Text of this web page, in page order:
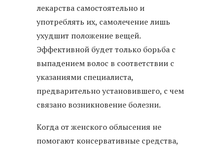
лекарства самостоятельно и
употреблять их, самолечение лишь
ухудшит положение вещей.
Эффективной будет только борьба с
выпадением волос в соответствии с
указаниями специалиста,
предварительно установившего, с чем
связано возникновение болезни.
Когда от женского облысения не
помогают консервативные средства,